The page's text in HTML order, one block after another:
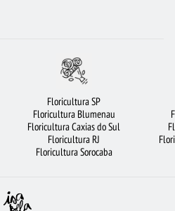
DO CAMPO FLORICULTURA RECIFE
CIDADES MAIS PROCURADAS
DE ROSAS VERMELHAS ROSAS AMARELAS
DE FLORES
Floricultura SP
Floricultura Blumenau
Floricultura Caxias do Sul
Floricultura RJ
Floricultura Sorocaba